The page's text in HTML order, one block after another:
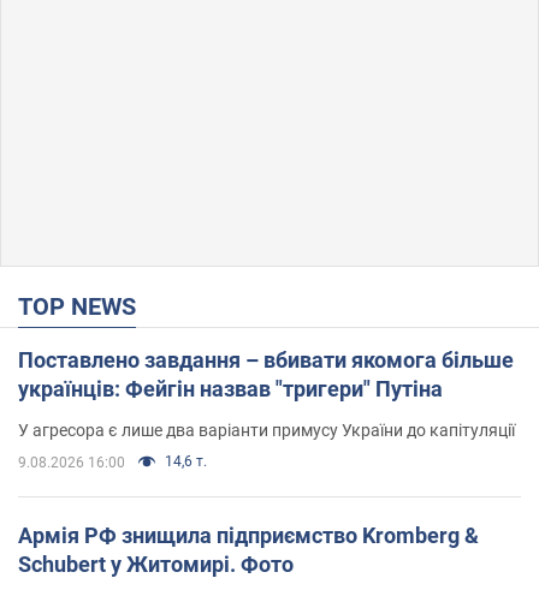
TOP NEWS
Поставлено завдання – вбивати якомога більше
українців: Фейгін назвав "тригери" Путіна
У агресора є лише два варіанти примусу України до капітуляції
9.08.2026 16:00 14,6 т.
Армія РФ знищила підприємство Kromberg &
Schubert у Житомирі. Фото